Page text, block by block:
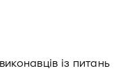
із питань